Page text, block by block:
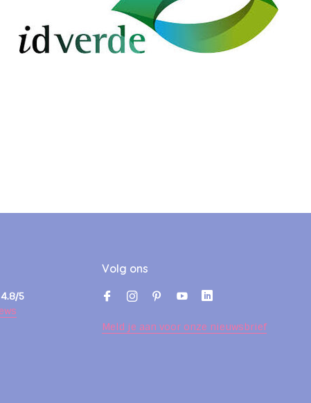
4.8/5
Volg ons
Meld je aan voor onze nieuwsbrief